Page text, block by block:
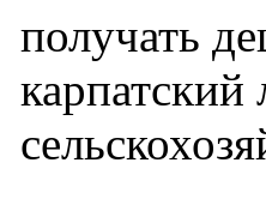
получать
карпатский